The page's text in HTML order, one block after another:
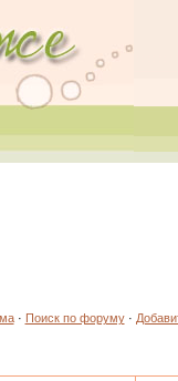
· Поиск по форуму·